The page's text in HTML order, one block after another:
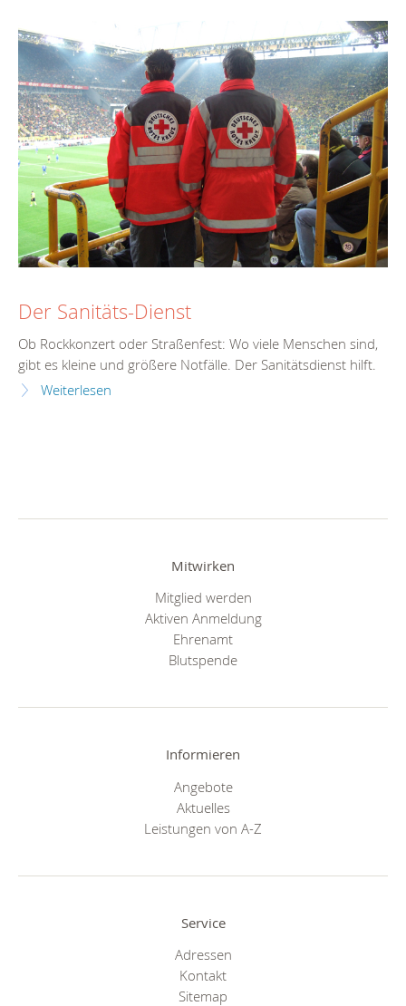
Der Sanitäts-Dienst
Ob Rockkonzert oder Straßenfest: Wo viele Menschen sind,
gibt es kleine und größere Notfälle. Der Sanitätsdienst hilft.
Weiterlesen
Mitwirken
Mitglied werden
Aktiven Anmeldung
Ehrenamt
Blutspende
Informieren
Angebote
Aktuelles
Leistungen von A-Z
Service
Adressen
Kontakt
Sitemap